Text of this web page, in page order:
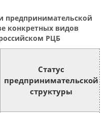
предпринимательской
конкретных видов
РЦБ
Статус
предпринимательской
структуры